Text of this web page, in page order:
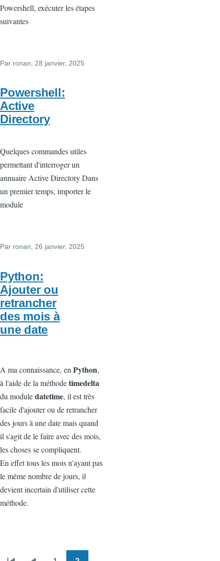
Powershell, exécuter les étapes
suivantes
Par ronan , 28 janvier, 2025
Powershell:
Active
Directory
Quelques commandes utiles
permettant d'interroger un
annuaire Active Directory Dans
un premier temps, importer le
module
Par ronan, 26 janvier, 2025
Python:
Ajouter ou
retrancher
des mois à
une date
A ma connaissance, en Python,
à l'aide de la méthodetimedelta
du moduledatetime, il est très
facile d'ajouter ou de retrancher
des jours à une date mais quand
il s'agit de le faire avec des mois,
les choses se compliquent.
En effet tous les mois n'ayant pas
le même nombre de jours, il
devient incertain d'utiliser cette
méthode.